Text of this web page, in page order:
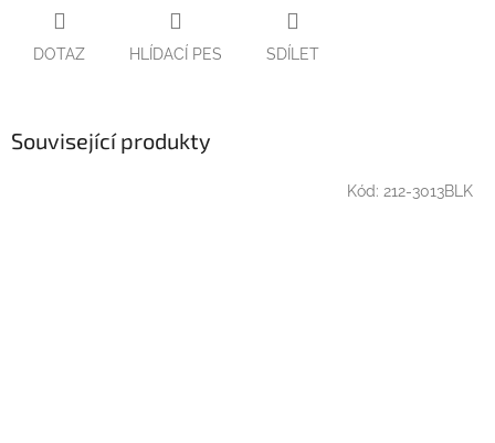
DOTAZ HLÍDACÍ PES SDÍLET
Související produkty
Kód: 212-3013BLK